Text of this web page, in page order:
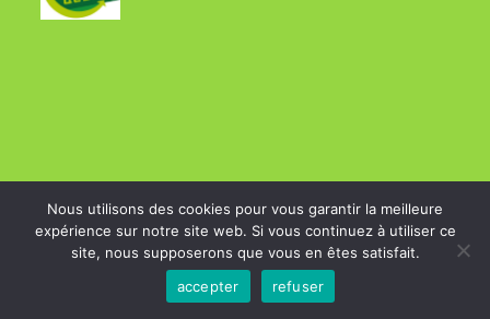
CGVetCharte sur la vie privée
Copyright 2025 - Aiguilles et Matières
Nous utilisons des cookies pour vous garantir la meilleure
expérience sur notre site web. Si vous continuez à utiliser ce
site, nous supposerons que vous en êtes satisfait.
accepter
refuser